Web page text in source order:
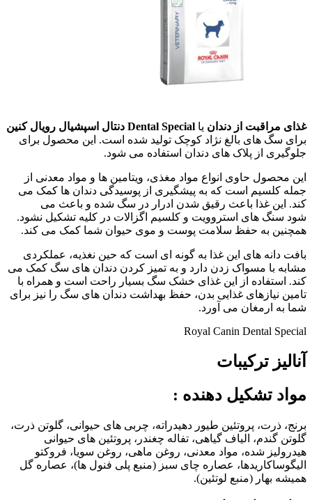
غذای مراقبت از دندان یا Dental Special دنتال اسپشیال رویال کنین
برای سگ های بالغ نژاد کوچک تولید شده است. این محصول برای
جلوگیری از پلاک های دندان استفاده می شود.
این محصول حاوی انواع مواد مغذی، ویتامین ها و مواد معدنی از
جمله کلسیم است که به پیشگیری از پوسیدگی دندان ها کمک می
کند. این غذا باعث رقیق شدن ادرار در سگ شده و باعث می
شود سنگ های استروویت و کلسیم اگزالات در کلیه تشکیل نشود.
همچنین به حفظ سلامت پوست و موی حیوان شما کمک می کند.
بافت دانه های این غذا به گونه ای است که حین نغذیه، عملکردی
مشابه با مسواک زدن دارد و به تمیز کردن دندان های سگ کمک می
کند. استفاده از این غذای خشک سگ بسیار راحت است و همراه با
تامین نیازهای غذایی بدن، حفظ بهداشت دندان های سگ را نیز برای
شما به ارمغان می آورد.
Royal Canin Dental Special
آنالیز ترکیبات
مواد تشکیل دهنده :
برنج، ذرت، پروتئین طیور دهیدراته، چربی های حیوانی، گلوتن ذرت،
گلوتن گندم، الیاف گیاهی، تفاله چغندر، پروتئین های حیوانی
هیدرولیز شده، مواد معدنی، روغن ماهی، روغن سویا، فروکتو
الیگوساکاریدها، عصاره چای سبز (منبع پلی فنول ها)، عصاره گل
همیشه بهار (منبع لوتئین).